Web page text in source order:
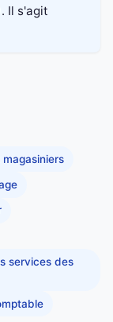
Il s'agit
services des